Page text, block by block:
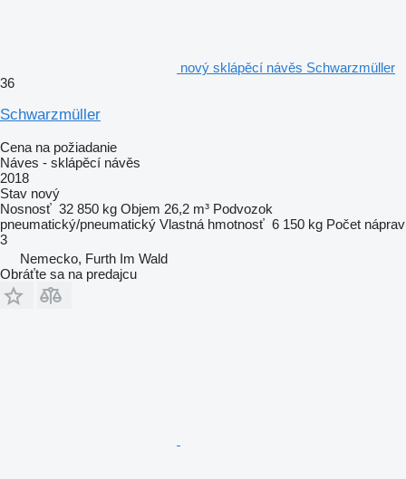
nový sklápěcí návěs Schwarzmüller
36
Schwarzmüller
Cena na požiadanie
Náves - sklápěcí návěs
2018
Stav nový
Nosnosť 32 850 kg Objem 26,2 m³ Podvozok
pneumatický/pneumatický Vlastná hmotnosť 6 150 kg Počet náprav
3
Nemecko, Furth Im Wald
Obráťte sa na predajcu